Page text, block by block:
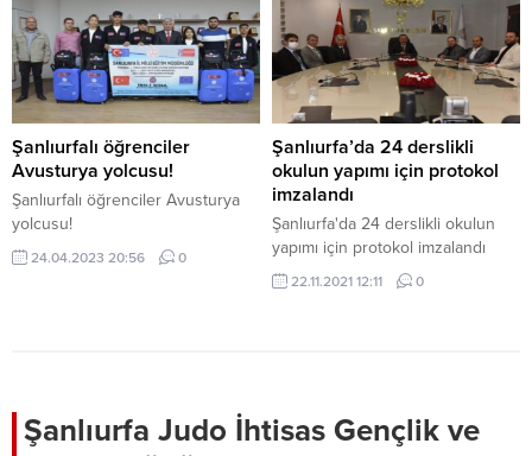
Şanlıurfalı öğrenciler
Avusturya yolcusu!
Şanlıurfalı öğrenciler Avusturya
yolcusu!
24.04.2023 20:56 0
Şanlıurfa’da 24 derslikli
okulun yapımı için protokol
imzalandı
Şanlıurfa'da 24 derslikli okulun
yapımı için protokol imzalandı
22.11.2021 12:11 0
Şanlıurfa Judo İhtisas Gençlik ve